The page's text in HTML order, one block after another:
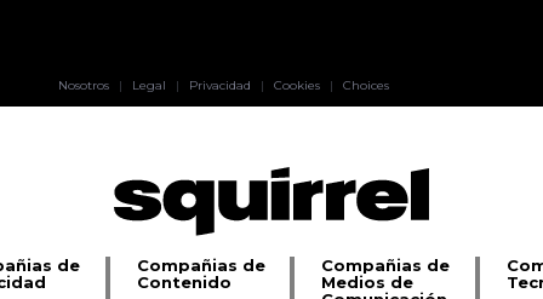
Nosotros | Legal | Privacidad | Cookies | Choices
de
Compañias de
Contenido
Compañias de
Medios de